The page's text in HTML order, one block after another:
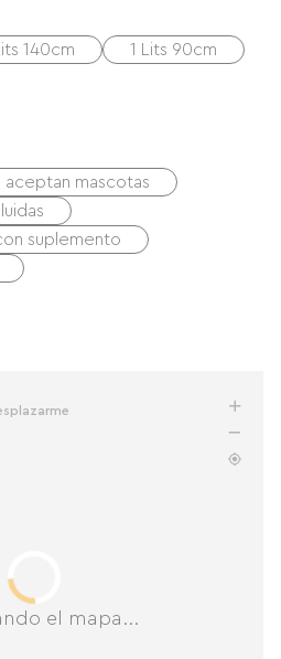
140cm
1 Lits 90cm
aceptan mascotas
suplemento
el mapa...